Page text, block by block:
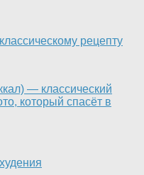
— классический
который спасёт в